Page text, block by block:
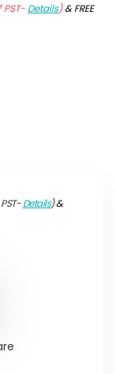
Details)&FREE
Details)&